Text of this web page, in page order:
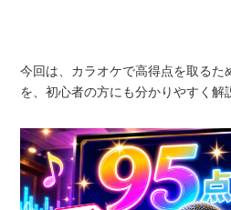
今回は、カラオケで高得点を取るた
を、初心者の方にも分かりやすく解